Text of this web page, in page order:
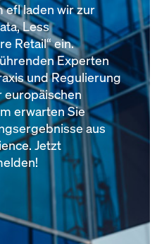
efl laden wir zur
Less
Retail“ ein.
Experten
und Regulierung
erwarten Sie
aus
Jetzt